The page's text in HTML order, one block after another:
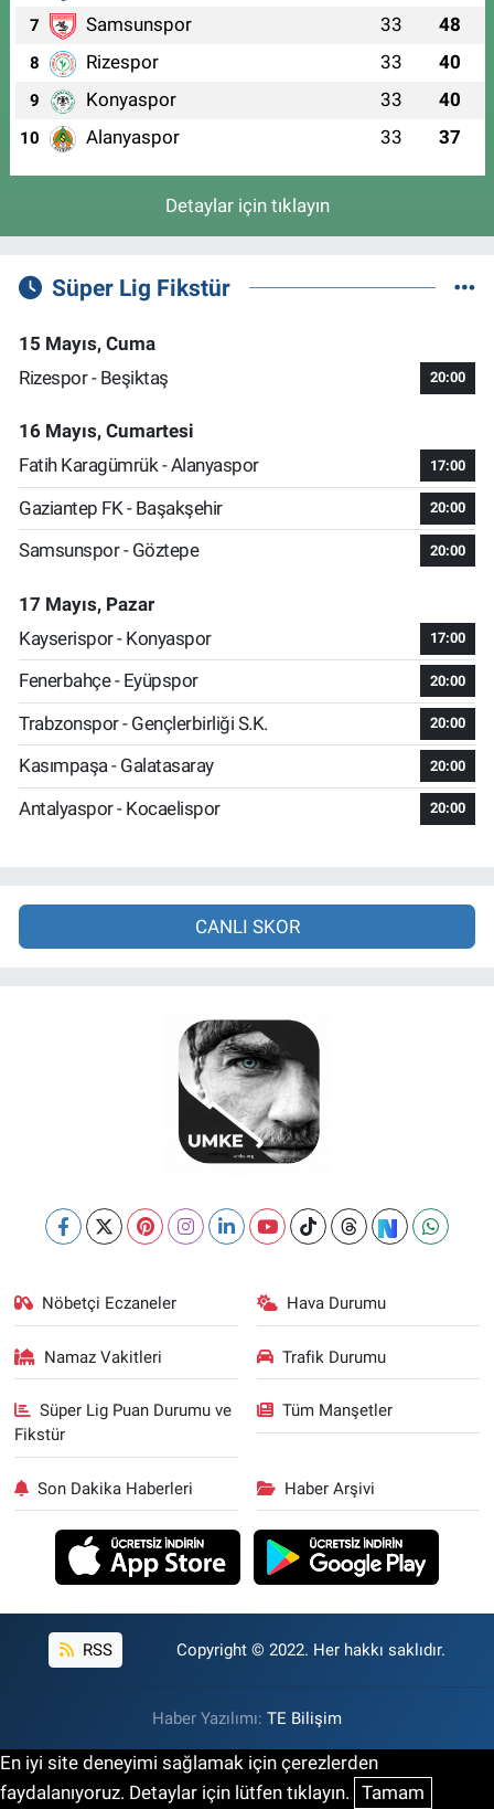
7 Samsunspor 33 48
8 Rizespor 33 40
9 Konyaspor 33 40
10 Alanyaspor 33 37
Detaylar için tıklayın
Süper Lig Fikstür
15 Mayıs, Cuma
Rizespor - Beşiktaş
20:00
16 Mayıs, Cumartesi
Fatih Karagümrük - Alanyaspor
17:00
Gaziantep FK - Başakşehir 20:00
Samsunspor - Göztepe 20:00
17 Mayıs, Pazar
Kayserispor - Konyaspor
17:00
Fenerbahçe - Eyüpspor 20:00
Trabzonspor - Gençlerbirliği S.K. 20:00
Kasımpaşa - Galatasaray 20:00
Antalyaspor - Kocaelispor 20:00
CANLI SKOR
Nöbetçi Eczaneler Hava Durumu
Namaz Vakitleri Trafik Durumu
Süper Lig Puan Durumu ve
Fikstür
Tüm Manşetler
Son Dakika Haberleri Haber Arşivi
RSS Copyright © 2022. Her hakkı saklıdır.
Haber Yazılımı: TE Bilişim
En iyi site deneyimi sağlamak için çerezlerden
faydalanıyoruz. Detaylar için lütfen tıklayın. Tamam